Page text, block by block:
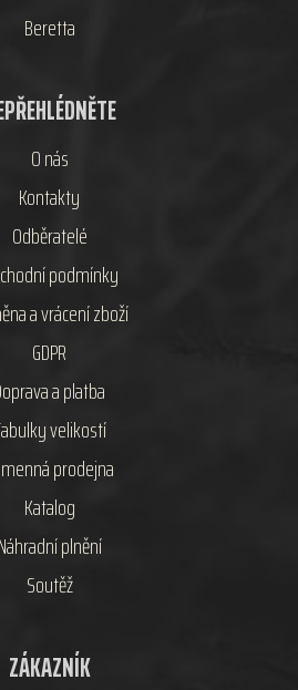
Beretta
O nás
Kontakty
Odběratelé
podmínky
a vrácení zboží
GDPR
a platba
velikostí
prodejna
Katalog
Náhradní plnění
Soutěž
ZÁKAZNÍK